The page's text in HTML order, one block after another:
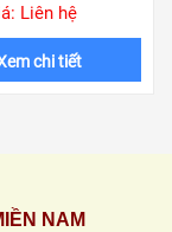
14/-16/-17)
Liên hệ
chi tiết
NAM